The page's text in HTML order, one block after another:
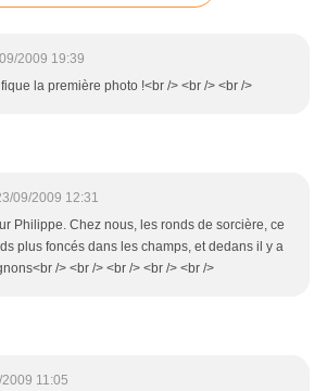
2009 19:39
la première photo !<br /> <br /> <br />
09/2009 12:31
Philippe. Chez nous, les ronds de sorcière, ce
plus foncés dans les champs, et dedans il y a
/> <br /> <br /> <br /> <br />
11:05